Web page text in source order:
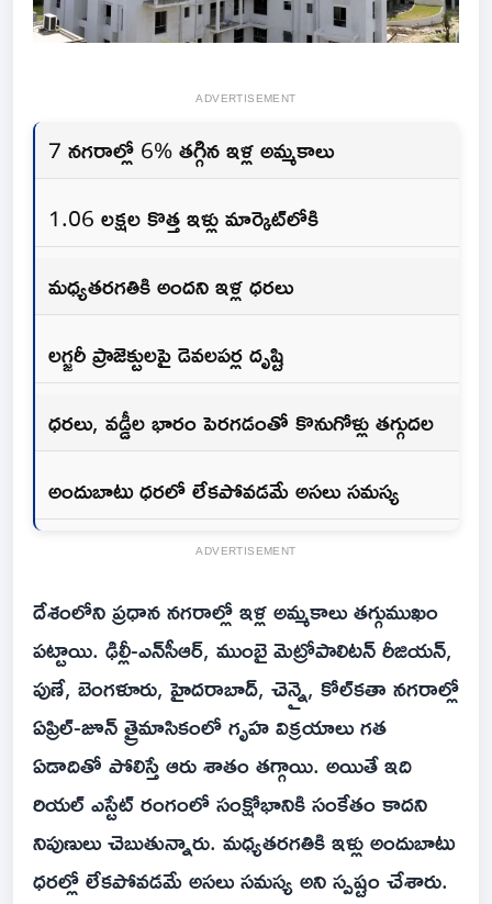
ADVERTISEMENT
7 నగరాల్లో 6% తగ్గిన ఇళ్ల అమ్మకాలు
1.06 లక్షల కొత్త ఇళ్లు మార్కెట్‌లోకి
మధ్యతరగతికి అందని ఇళ్ల ధరలు
లగ్జరీ ప్రాజెక్టులపై డెవలపర్ల దృష్టి
ధరలు, వడ్డీల భారం పెరగడంతో కొనుగోళ్లు తగ్గుదల
అందుబాటు ధరలో లేకపోవడమే అసలు సమస్య
ADVERTISEMENT
దేశంలోని ప్రధాన నగరాల్లో ఇళ్ల అమ్మకాలు తగ్గుముఖం
పట్టాయి. ఢిల్లీ-ఎన్‌సీఆర్‌, ముంబై మెట్రోపాలిటన్‌ రీజియన్‌,
పుణే, బెంగళూరు, హైదరాబాద్‌, చెన్నై, కోల్‌కతా నగరాల్లో
ఏప్రిల్‌-జూన్‌ త్రైమాసికంలో గృహ విక్రయాలు గత
ఏడాదితో పోలిస్తే ఆరు శాతం తగ్గాయి. అయితే ఇది
రియల్‌ ఎస్టేట్‌ రంగంలో సంక్షోభానికి సంకేతం కాదని
నిపుణులు చెబుతున్నారు. మధ్యతరగతికి ఇళ్లు అందుబాటు
ధరల్లో లేకపోవడమే అసలు సమస్య అని స్పష్టం చేశారు.